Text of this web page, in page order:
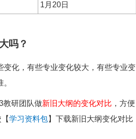
1月20日
吗？
化，有些专业变化较大，有些专业变
教研团队做新旧大纲的变化对比 ，方便
学习资料包】下载新旧大纲变化对比